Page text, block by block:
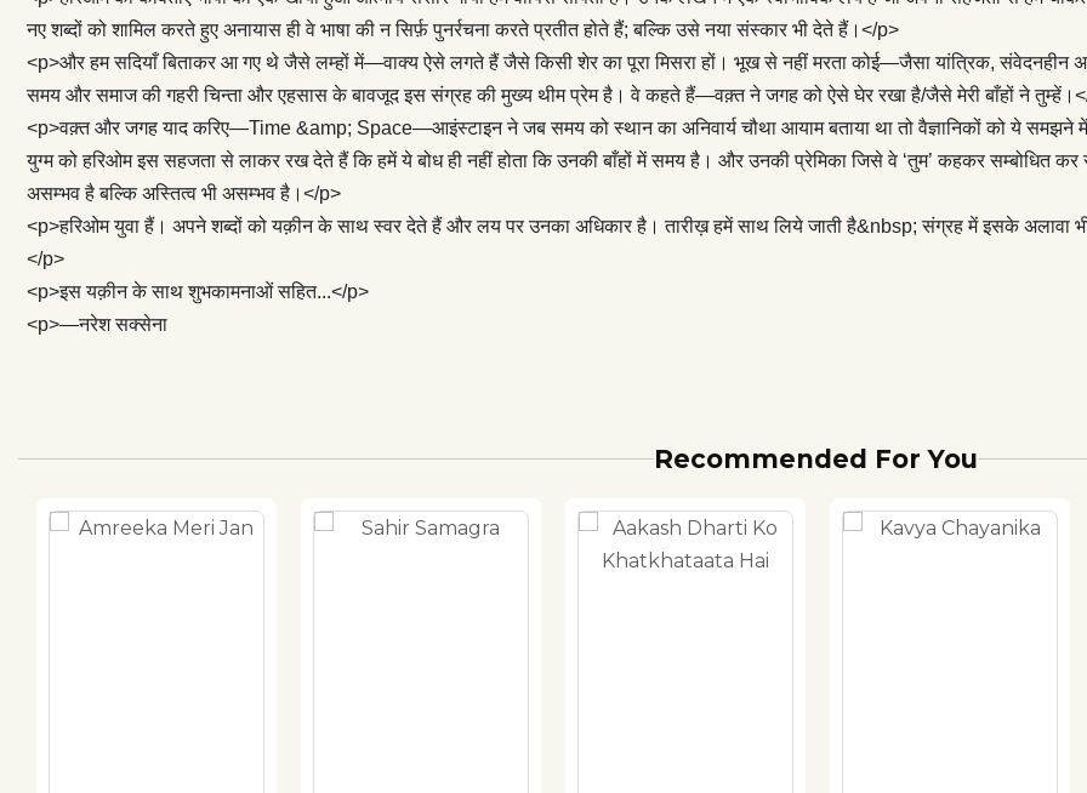
और स्थान के युग्म को हरिओम इस सहजता से लाकर रख देते हैं कि हमें ये बोध ही नहीं होता कि
उनकी बाँहों में समय है। और उनकी प्रेमिका जिसे वे ‘तुम’ कहकर सम्बोधित कर रहें हैं—वो जगह
है, वो पृथ्वी है, वो अन्तरिक्ष है। जिसका समय से मुक्त होना असम्भव है बल्कि अस्तित्व भी
असम्भव है।</p> <p>हरिओम युवा हैं। अपने शब्दों को यक़ीन के साथ स्वर देते हैं और लय पर
उनका अधिकार है। तारीख़ हमें साथ लिये जाती है&nbsp; संग्रह में इसके अलावा भी बहुत कुछ
साथ शुभकामनाओं सहित...</p> <p>—नरेश सक्सेना
नए शब्दों को शामिल करते हुए अनायास ही वे भाषा की न सिर्फ़ पुनर्रचना करते प्रतीत होते हैं; बल्कि उसे नया संस्कार भी देते हैं।</p>
<p>और हम सदियाँ बिताकर आ गए थे जैसे लम्हों में—वाक्य ऐसे लगते हैं जैसे किसी शेर का पूरा मिसरा हों। भूख से नहीं मरता कोई—जैसा यांत्रिक, संवेदनहीन
समय और समाज की गहरी चिन्ता और एहसास के बावजूद इस संग्रह की मुख्य थीम प्रेम है। वे कहते हैं—वक़्त ने जगह को ऐसे घेर रखा है/जैसे मेरी बाँहों ने
<p>वक़्त और जगह याद करिए—Time &amp; Space—आइंस्टाइन ने जब समय को स्थान का अनिवार्य चौथा आयाम बताया था तो वैज्ञानिकों को ये
युग्म को हरिओम इस सहजता से लाकर रख देते हैं कि हमें ये बोध ही नहीं होता कि उनकी बाँहों में समय है। और उनकी प्रेमिका जिसे वे ‘तुम’ कहकर सम्बोधित कर
असम्भव है बल्कि अस्तित्व भी असम्भव है।</p>
<p>हरिओम युवा हैं। अपने शब्दों को यक़ीन के साथ स्वर देते हैं और लय पर उनका अधिकार है। तारीख़ हमें साथ लिये जाती है&nbsp; संग्रह में इसके
</p>
<p>इस यक़ीन के साथ शुभकामनाओं सहित...</p>
<p>—नरेश सक्सेना
Recommended For You